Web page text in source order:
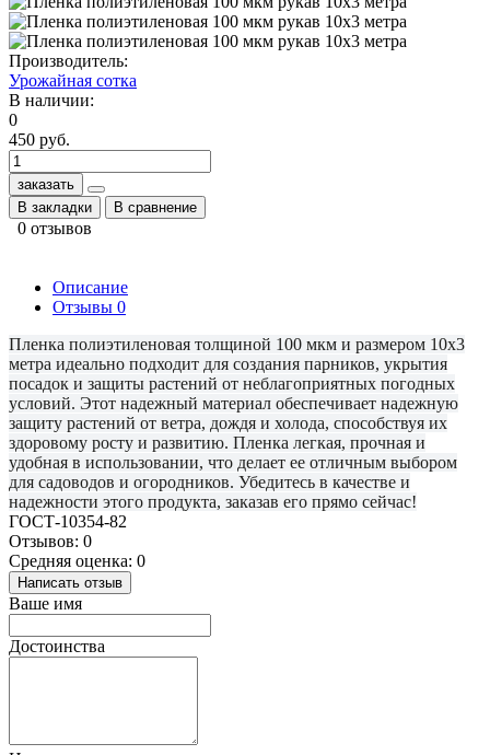
Производитель:
Урожайная сотка
В наличии:
0
450 руб.
заказать
В закладки
В сравнение
0 отзывов
Описание
Отзывы 0
Пленка полиэтиленовая толщиной 100 мкм и размером 10х3
метра идеально подходит для создания парников, укрытия
посадок и защиты растений от неблагоприятных погодных
условий. Этот надежный материал обеспечивает надежную
защиту растений от ветра, дождя и холода, способствуя их
здоровому росту и развитию. Пленка легкая, прочная и
удобная в использовании, что делает ее отличным выбором
для садоводов и огородников. Убедитесь в качестве и
надежности этого продукта, заказав его прямо сейчас!
ГОСТ-10354-82
Отзывов: 0
Средняя оценка: 0
Написать отзыв
Ваше имя
Достоинства